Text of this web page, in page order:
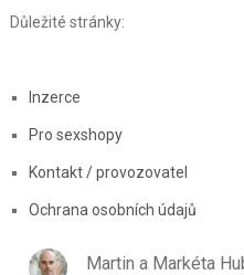
Důležité stránky:
Inzerce
Pro sexshopy
Kontakt / provozovatel
Ochrana osobních údajů
Martin a Markéta